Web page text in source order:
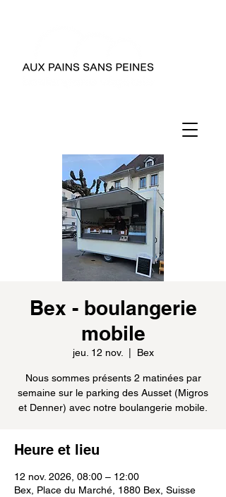
Bex - boulangerie
mobile
jeu. 12 nov. Bex
Nous sommes présents 2 matinées par
semaine sur le parking des Ausset (Migros
et Denner) avec notre boulangerie mobile.
Heure et lieu
12 nov. 2026, 08:00 – 12:00
Bex, Place du Marché, 1880 Bex, Suisse